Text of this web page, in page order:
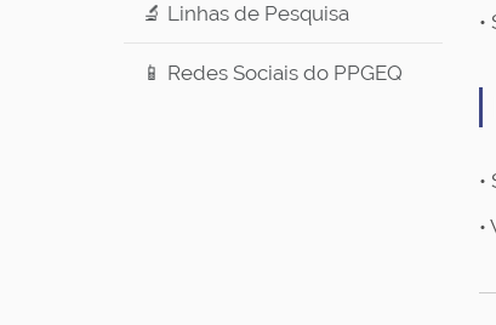
🔬 Linhas de Pesquisa
📱 Redes Sociais do PPGEQ
•
•
•